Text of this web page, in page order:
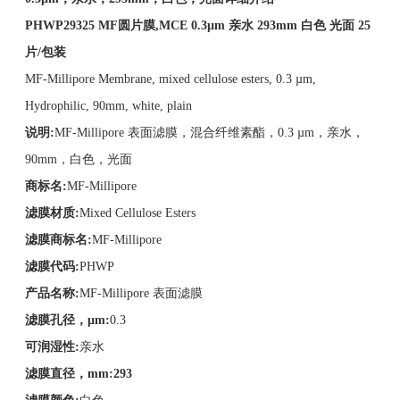
PHWP29325MF 圆片膜,MCE 0.3µm 亲水293mm 白色 光面 25
片/包装
MF-Millipore Membrane, mixed cellulose esters, 0.3 µm,
Hydrophilic, 90mm, white, plain
说明 :MF-Millipore 表面滤膜，混合纤维素酯，0.3 µm，亲水，
90mm，白色，光面
商标名:MF-Millipore
滤膜材质:Mixed Cellulose Esters
滤膜商标名:MF-Millipore
滤膜代码:PHWP
产品名称:MF-Millipore 表面滤膜
滤膜孔径， µm:0.3
可润湿性:亲水
滤膜直径， mm:293